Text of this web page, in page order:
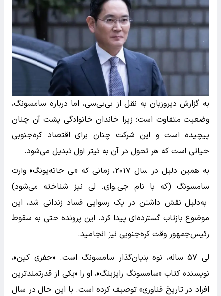
به گزارش دیروزبان به نقل از بی‌بی‌سی، اما درباره سامسونگ،
وضعیت متفاوت است؛ زیرا خاندان خانوادگی پشت آن چنان
پیچیده است و این شرکت چنان برای اقتصاد کره‌جنوبی
حیاتی است که هر تحول در آن به تیتر اول تبدیل می‌شود.
به همین دلیل در سال ۲۰۱۷، زمانی که «لی جائه‌یونگ» وارث
سامسونگ (که با نام جی.وای. لی نیز شناخته می‌شود)
به‌دلیل نقش داشتن در یک رسوایی فساد زندانی شد، این
موضوع بازتاب گسترده‌ای پیدا کرد. این پرونده حتی به سقوط
رئیس‌جمهور وقت کره‌جنوبی نیز انجامید.
لی ۵۷ ساله، نوه بنیان‌گذار سامسونگ است. «جفری کین»،
نویسنده کتاب «سامسونگ رایزینگ»، او را «یکی از قدرتمندترین
افراد در تاریخ فناوری» توصیف کرده است. با این حال در سال